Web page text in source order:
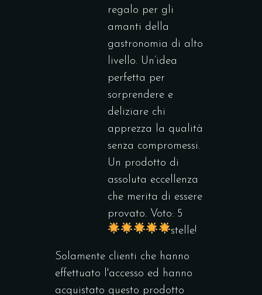
regalo per gli
amanti della
gastronomia di alto
livello. Un’idea
perfetta per
sorprendere e
deliziare chi
apprezza la qualità
senza compromessi.
Un prodotto di
assoluta eccellenza
che merita di essere
provato. Voto: 5
stelle!
Solamente clienti che hanno
effettuato l'accesso ed hanno
acquistato questo prodotto